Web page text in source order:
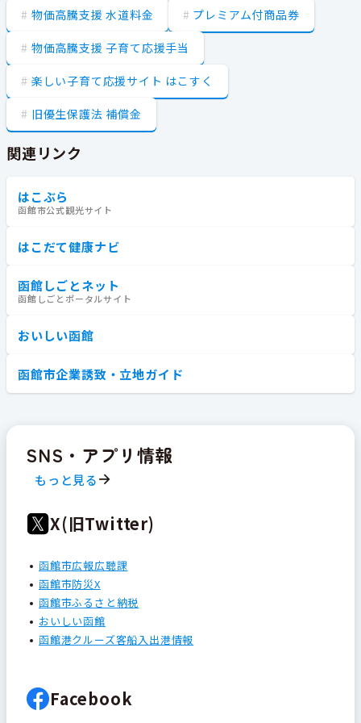
物価高騰支援 水道料金 プレミアム付商品券
物価高騰支援 子育て応援手当
楽しい子育て応援サイト はこすく
旧優生保護法 補償金
関連リンク
はこぶら
函館市公式観光サイト
はこだて健康ナビ
函館しごとネット
函館しごとポータルサイト
おいしい函館
函館市企業誘致・立地ガイド
SNS・アプリ情報
もっと見る
X(旧Twitter)
函館市広報広聴課
函館市防災X
函館市ふるさと納税
おいしい函館
函館港クルーズ客船入出港情報
Facebook